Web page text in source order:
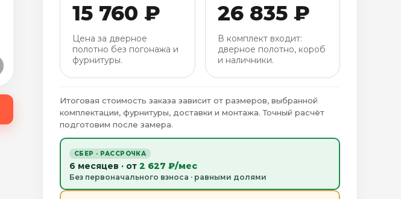
15 760 ₽
Цена за дверное
полотно без погонажа и
фурнитуры.
26 835 ₽
В комплект входит:
дверное полотно, короб
и наличники.
Итоговая стоимость заказа зависит от размеров, выбранной
комплектации, фурнитуры, доставки и монтажа. Точный расчёт
подготовим после замера.
СБЕР · РАССРОЧКА
6 месяцев · от 2 627 ₽/мес
Без первоначального взноса · равными долями